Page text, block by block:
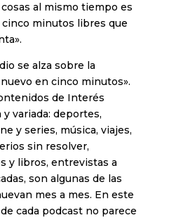
al mismo tiempo es
minutos libres que
se alza sobre la
en cinco minutos».
de Interés
variada: deportes,
y series, música, viajes,
sin resolver,
y libros, entrevistas a
son algunas de las
mes a mes. En este
cada podcast no parece